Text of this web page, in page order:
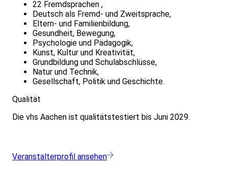
22 Fremdsprachen ,
Deutsch als Fremd- und Zweitsprache,
Eltern- und Familienbildung,
Gesundheit, Bewegung,
Psychologie und Pädagogik,
Kunst, Kultur und Kreativität,
Grundbildung und Schulabschlüsse,
Natur und Technik,
Gesellschaft, Politik und Geschichte.
Qualität
Die vhs Aachen ist qualitätstestiert bis Juni 2029.
Veranstalterprofil ansehen